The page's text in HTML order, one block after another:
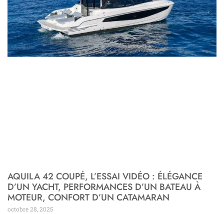
AQUILA 42 COUPÉ, L’ESSAI VIDÉO : ÉLÉGANCE
D’UN YACHT, PERFORMANCES D’UN BATEAU À
MOTEUR, CONFORT D’UN CATAMARAN
octobre 28, 2025